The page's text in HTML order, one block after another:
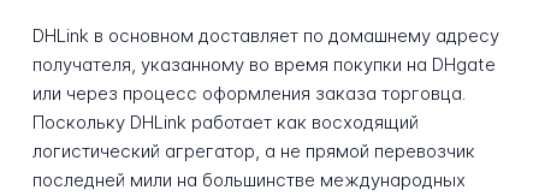
DHLink в основном доставляет по домашнему адресу
получателя, указанному во время покупки на DHgate
или через процесс оформления заказа торговца.
Поскольку DHLink работает как восходящий
логистический агрегатор, а не прямой перевозчик
последней мили на большинстве международных